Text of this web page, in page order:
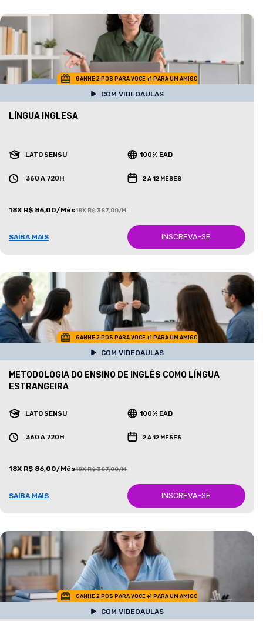
GANHE 2 POS PARA VOCE +1 PARA UM AMIGO
COM VIDEOAULAS
LÍNGUA INGLESA
LATO SENSU 100% EAD
360 A 720H 2 A 12 MESES
18X R$ 86,00/Mês18X R$ 387,00/Mês
SAIBA MAIS INSCREVA-SE
GANHE 2 POS PARA VOCE +1 PARA UM AMIGO
COM VIDEOAULAS
METODOLOGIA DO ENSINO DE INGLÊS COMO LÍNGUA
ESTRANGEIRA
LATO SENSU 100% EAD
360 A 720H 2 A 12 MESES
18X R$ 86,00/Mês18X R$ 387,00/Mês
SAIBA MAIS INSCREVA-SE
GANHE 2 POS PARA VOCE +1 PARA UM AMIGO
COM VIDEOAULAS